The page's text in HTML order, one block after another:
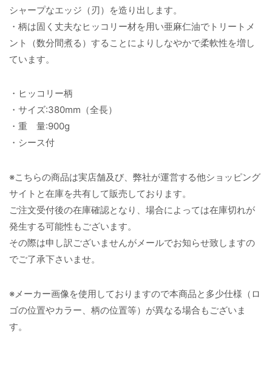
シャープなエッジ（刃）を造り出します。
・柄は固く丈夫なヒッコリー材を用い亜麻仁油でトリートメ
ント（数分間煮る）することによりしなやかで柔軟性を増し
ています。
・ヒッコリー柄
・サイズ:380mm（全長）
・重 量:900g
・シース付
※こちらの商品は実店舗及び、弊社が運営する他ショッピング
サイトと在庫を共有して販売しております。
ご注文受付後の在庫確認となり、場合によっては在庫切れが
発生する可能性もございます。
その際は申し訳ございませんがメールでお知らせ致しますの
でご了承下さいませ。
※メーカー画像を使用しておりますので本商品と多少仕様（ロ
ゴの位置やカラー、柄の位置等）が異なる場合もございま
す。